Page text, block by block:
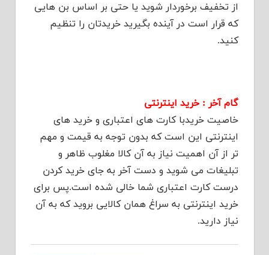
از تخفیف برخوردار شوید یا حتی بر اساس بن هایی
که قرار است در آینده بگیرید خریدتان را تنظیم
کنید.
گام آخر : خرید اینترنتی
خاصیت خریدبا کارت های اعتباری و خرید های
اینترنتی این است که بدون توجه به قیمت و مهم
تر از آن اهمیت نیاز به آن کالا مغلوب ظاهر و
تبلیغات می شوید و دست آخر به جای خرید کردن
درست کارت اعتباری شما خالی شده است.پس برای
خرید اینترنتی به سراغ همان کالایی بروید که به آن
نیاز دارید.